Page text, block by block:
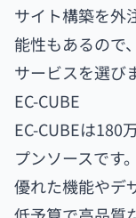
サイト構築を外
能性もあるので
サービスを選び
EC-CUBE
EC-CUBEは180
プンソースです。
優れた機能やデ